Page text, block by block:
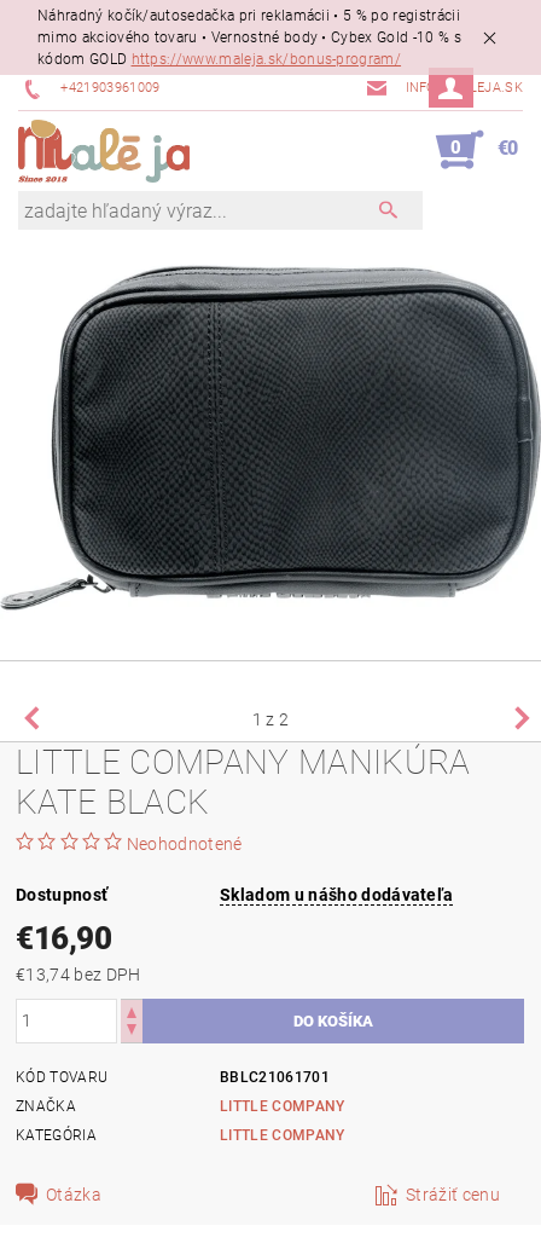
Náhradný kočík/autosedačka pri reklamácii • 5 % po registrácii
mimo akciového tovaru • Vernostné body • Cybex Gold -10 % s
kódom GOLD https://www.maleja.sk/bonus-program/
+421903961009 INFO@MALEJA.SK
0 €0
1 z 2
LITTLE COMPANY MANIKÚRA
KATE BLACK
Neohodnotené
Dostupnosť Skladom u nášho dodávateľa
€16,90
€13,74 bez DPH
KÓD TOVARU
BBLC21061701
ZNAČKA
LITTLE COMPANY
KATEGÓRIA
LITTLE COMPANY
Otázka Strážiť cenu